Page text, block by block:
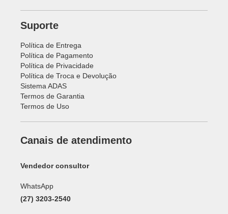
Suporte
Política de Entrega
Política de Pagamento
Política de Privacidade
Política de Troca e Devolução
Sistema ADAS
Termos de Garantia
Termos de Uso
Canais de atendimento
Vendedor consultor
WhatsApp
(27) 3203-2540